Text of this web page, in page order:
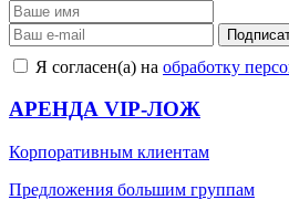
Я согласен(а) на обработку
АРЕНДА VIP-ЛОЖ
Корпоративным клиентам
Предложения большим группам